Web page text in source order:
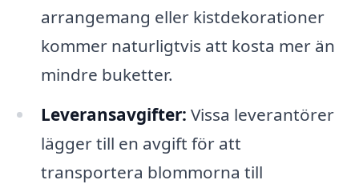
arrangemang eller kistdekorationer
kommer naturligtvis att kosta mer än
mindre buketter.
Leveransavgifter: Vissa leverantörer
lägger till en avgift för att
transportera blommorna till